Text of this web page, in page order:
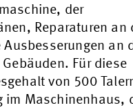
der
Reparaturen an
Ausbesserungen an
Für diese
von 500
im Maschinenhaus,